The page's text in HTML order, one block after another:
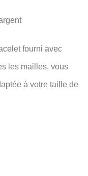
fourni avec
les mailles, vous
à votre taille de